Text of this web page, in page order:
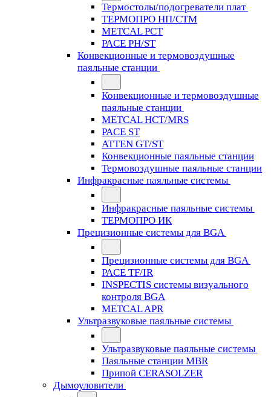
Термостолы/подогреватели плат
ТЕРМОПРО НП/СТМ
METCAL PCT
PACE PH/ST
Конвекционные и термовоздушные
паяльные станции
Конвекционные и термовоздушные
паяльные станции
METCAL HCT/MRS
PACE ST
ATTEN GT/ST
Конвекционные паяльные станции
Термовоздушные паяльные станции
Инфракрасные паяльные системы
Инфракрасные паяльные системы
ТЕРМОПРО ИК
Прецизионные системы для BGA
Прецизионные системы для BGA
PACE TF/IR
INSPECTIS системы визуального
контроля BGA
METCAL APR
Ультразвуковые паяльные системы
Ультразвуковые паяльные системы
Паяльные станции MBR
Припой CERASOLZER
Дымоуловители